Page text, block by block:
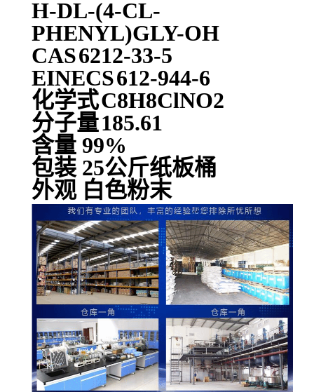
H-DL-(4-CL-
PHENYL)GLY-OH
CAS6212-33-5
EINECS612-944-6
化学式C8H8ClNO2
分子量185.61
含量 99%
包装 25公斤纸板桶
外观 白色粉末